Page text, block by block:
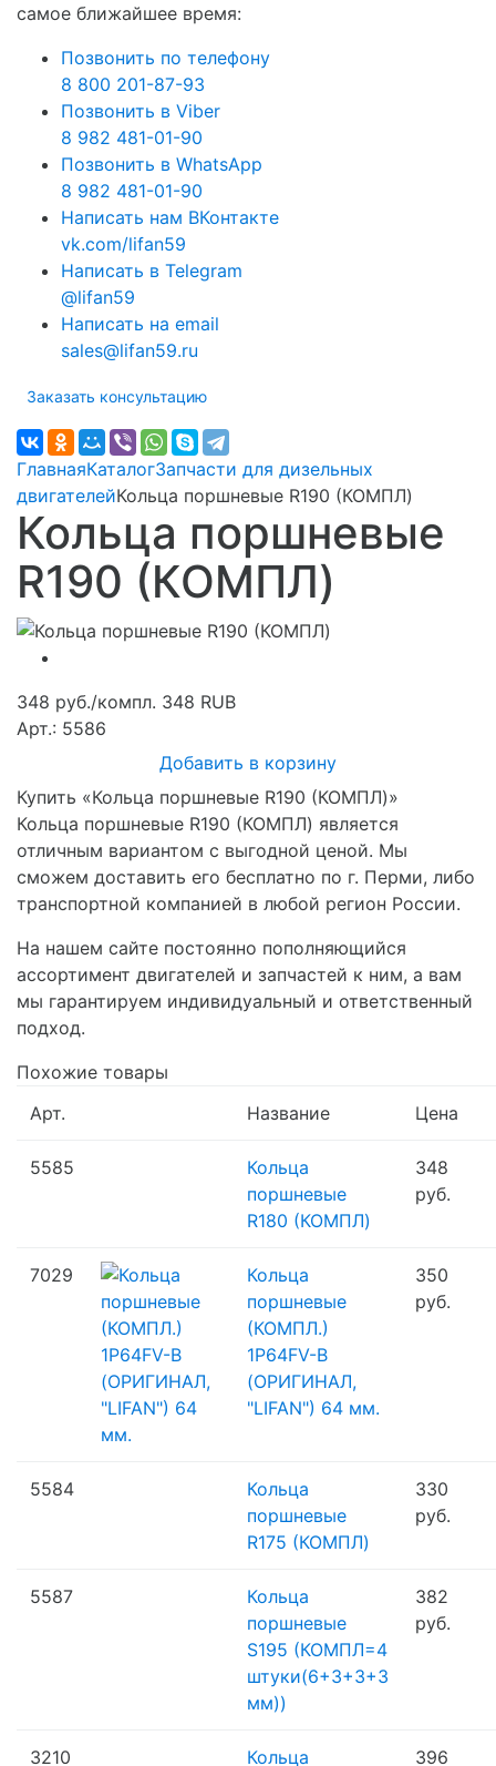
самое ближайшее время:
Позвонить по телефону
8 800 201-87-93
Позвонить в Viber
8 982 481-01-90
Позвонить в WhatsApp
8 982 481-01-90
Написать нам ВКонтакте
vk.com/lifan59
Написать в Telegram
@lifan59
Написать на email
sales@lifan59.ru
Заказать консультацию
ГлавнаяКаталогЗапчасти для дизельных
двигателейКольца поршневые R190 (КОМПЛ)
Кольца поршневые
R190 (КОМПЛ)
348 руб./компл. 348 RUB
Арт.: 5586
Добавить в корзину
Купить «Кольца поршневые R190 (КОМПЛ)»
Кольца поршневые R190 (КОМПЛ) является
отличным вариантом с выгодной ценой. Мы
сможем доставить его бесплатно по г. Перми, либо
транспортной компанией в любой регион России.
На нашем сайте постоянно пополняющийся
ассортимент двигателей и запчастей к ним, а вам
мы гарантируем индивидуальный и ответственный
подход.
Похожие товары
Арт.
Название Цена
5585
Кольца
поршневые
R180 (КОМПЛ)
348
руб.
7029
Кольца
поршневые
(КОМПЛ.)
1P64FV-B
(ОРИГИНАЛ,
"LIFAN") 64 мм.
350
руб.
5584
Кольца
поршневые
R175 (КОМПЛ)
330
руб.
5587
Кольца
поршневые
S195 (КОМПЛ=4
штуки(6+3+3+3
мм))
382
руб.
3210 Кольца 396